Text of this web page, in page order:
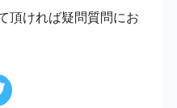
頂ければ疑問質問にお